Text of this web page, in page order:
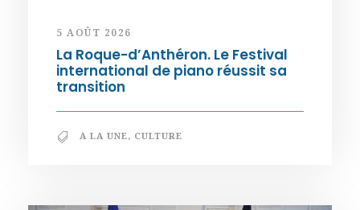
5 AOÛT 2026
La Roque-d’Anthéron. Le Festival
international de piano réussit sa
transition
A LA UNE, CULTURE